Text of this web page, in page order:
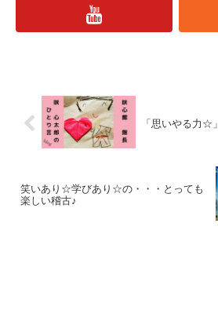
「思いやる力☆」
笑いあり☆学びあり☆の・・・とっても
楽しい稽古♪